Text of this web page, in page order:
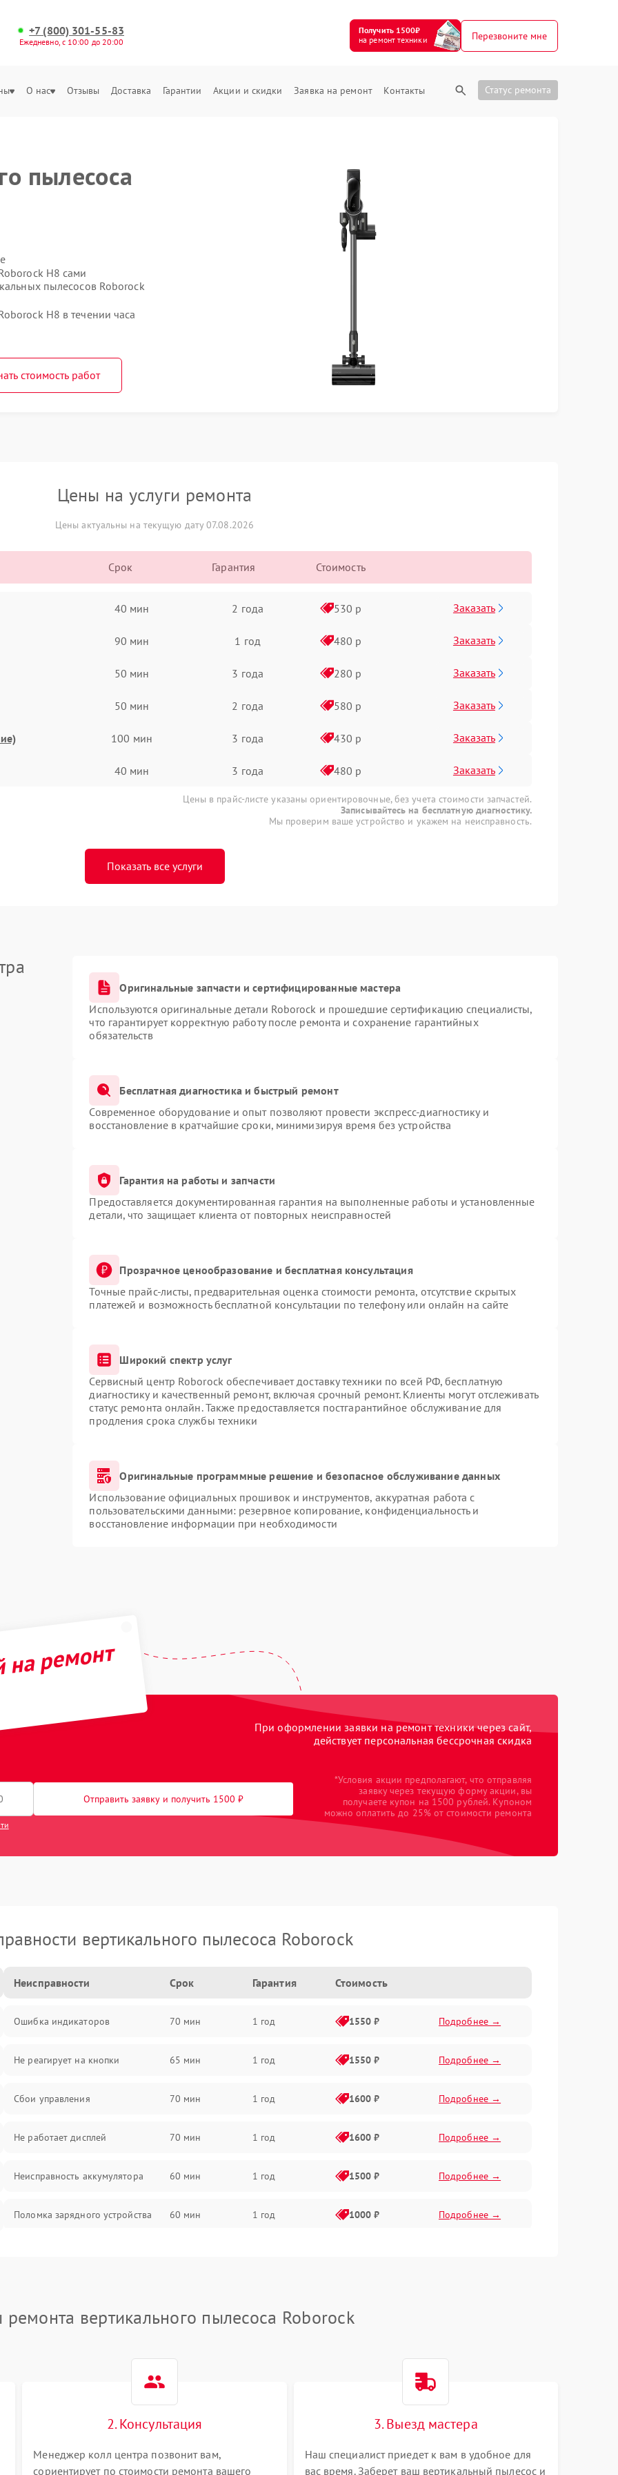
+7 (800) 301-55-83
Ежедневно, с 10:00 до 20:00
Получить 1500₽
на ремонт техники
Перезвоните мне
О нас Отзывы Доставка Гарантии Акции и скидки Заявка на ремонт Контакты Статус ремонта
пылесоса
H8 сами
пылесосов Roborock
H8 в течении часа
стоимость работ
Цены на услуги ремонта
Цены актуальны на текущую дату 07.08.2026
Срок Гарантия Стоимость
40 мин 2 года 530 р Заказать
90 мин 1 год 480 р Заказать
50 мин 3 года 280 р Заказать
50 мин 2 года 580 р Заказать
100 мин 3 года 430 р Заказать
40 мин 3 года 480 р Заказать
Цены в прайс-листе указаны ориентировочные, без учета стоимости запчастей.
Записывайтесь на бесплатную диагностику.
Мы проверим ваше устройство и укажем на неисправность.
Показать все услуги
Оригинальные запчасти и сертифицированные мастера
Используются оригинальные детали Roborock и прошедшие сертификацию специалисты,
что гарантирует корректную работу после ремонта и сохранение гарантийных
обязательств
Бесплатная диагностика и быстрый ремонт
Современное оборудование и опыт позволяют провести экспресс-диагностику и
восстановление в кратчайшие сроки, минимизируя время без устройства
Гарантия на работы и запчасти
Предоставляется документированная гарантия на выполненные работы и установленные
детали, что защищает клиента от повторных неисправностей
Прозрачное ценообразование и бесплатная консультация
Точные прайс-листы, предварительная оценка стоимости ремонта, отсутствие скрытых
платежей и возможность бесплатной консультации по телефону или онлайн на сайте
Широкий спектр услуг
Сервисный центр Roborock обеспечивает доставку техники по всей РФ, бесплатную
диагностику и качественный ремонт, включая срочный ремонт. Клиенты могут отслеживать
статус ремонта онлайн. Также предоставляется постгарантийное обслуживание для
продления срока службы техники
Оригинальные программные решение и безопасное обслуживание данных
Использование официальных прошивок и инструментов, аккуратная работа с
пользовательскими данными: резервное копирование, конфиденциальность и
восстановление информации при необходимости
ремонт
При оформлении заявки на ремонт техники через сайт,
действует персональная бессрочная скидка
Отправить заявку и получить 1500 ₽
*Условия акции предполагают, что отправляя
заявку через текущую форму акции, вы
получаете купон на 1500 рублей. Купоном
можно оплатить до 25% от стоимости ремонта
вертикального пылесоса Roborock
Неисправности Срок Гарантия Стоимость
Ошибка индикаторов 70 мин 1 год 1550 ₽ Подробнее →
Не реагирует на кнопки 65 мин 1 год 1550 ₽ Подробнее →
Сбои управления 70 мин 1 год 1600 ₽ Подробнее →
Не работает дисплей 70 мин 1 год 1600 ₽ Подробнее →
Неисправность аккумулятора 60 мин 1 год 1500 ₽ Подробнее →
Поломка зарядного устройства 60 мин 1 год 1000 ₽ Подробнее →
Неисправность системы защиты от
отключения
ремонта вертикального пылесоса Roborock
2. Консультация
Менеджер колл центра позвонит вам,
сориентирует по стоимости ремонта вашего
3. Выезд мастера
Наш специалист приедет к вам в удобное для
вас время. Заберет ваш вертикальный пылесос и